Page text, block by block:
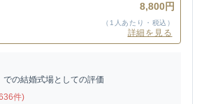
8,800円
（1人あたり・税込）
詳細を見る
での結婚式場としての評価
件)